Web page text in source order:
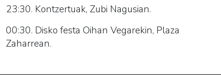
23:30. Kontzertuak, Zubi Nagusian.
00:30. Disko festa Oihan Vegarekin, Plaza
Zaharrean.